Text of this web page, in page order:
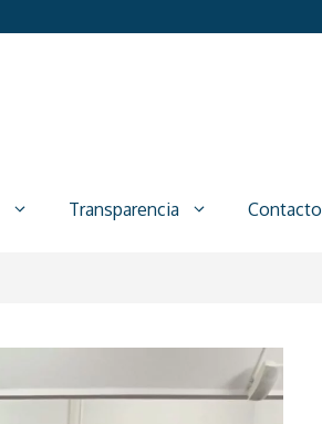
Transparencia Contacto